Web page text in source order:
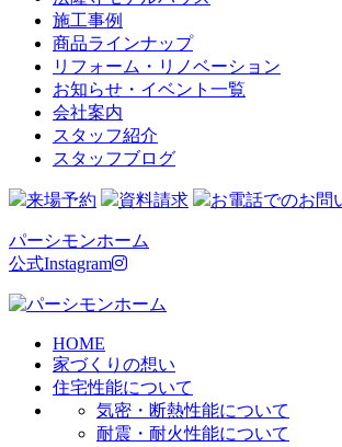
施工事例
商品ラインナップ
リフォーム・リノベーション
お知らせ・イベント一覧
会社案内
スタッフ紹介
スタッフブログ
来場予約 資料請求 お電話でのお問
パーシモンホーム
公式Instagram
HOME
家づくりの想い
住宅性能について
気密・断熱性能について
耐震・耐火性能について